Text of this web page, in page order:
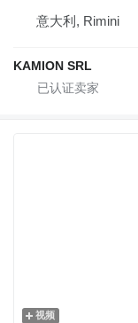
意大利, Rimini
KAMION SRL
视频